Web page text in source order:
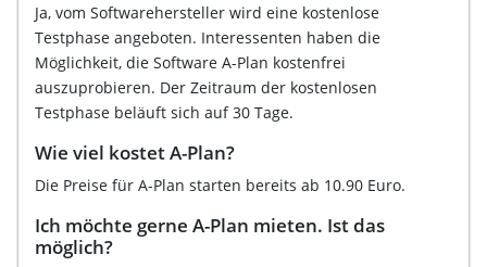
Ja, vom Softwarehersteller wird eine kostenlose
Testphase angeboten. Interessenten haben die
Möglichkeit, die Software A-Plan kostenfrei
auszuprobieren. Der Zeitraum der kostenlosen
Testphase beläuft sich auf 30 Tage.
Wie viel kostet A-Plan?
Die Preise für A-Plan starten bereits ab 10.90 Euro.
Ich möchte gerne A-Plan mieten. Ist das
möglich?